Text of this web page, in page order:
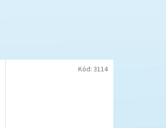
Kód: 3114